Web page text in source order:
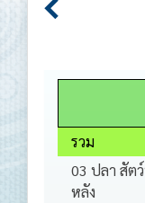
รวม
03 ปลา สัต
หลัง